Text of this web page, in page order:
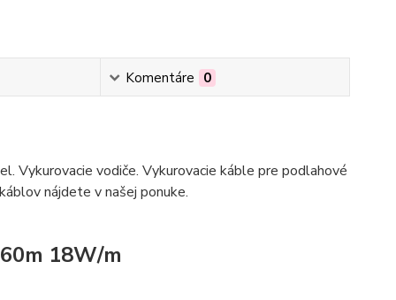
Komentáre 0
Vykurovacie vodiče. Vykurovacie káble pre podlahové
nájdete v našej ponuke.
18W/m